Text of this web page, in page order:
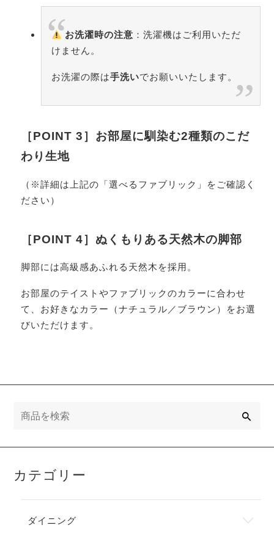
お洗濯時の注意 ：洗濯機はご利用いただ
けません。
お洗濯の際は手洗いでお願いいたします。
［POINT 3］お部屋に馴染む2種類のこだ
わり生地
（※詳細は上記の「選べるファブリック」をご確認く
ださい）
［POINT 4］ぬくもりある天然木の脚部
脚部には高級感あふれる天然木を採用。
お部屋のテイストやファブリックのカラーに合わせ
て、お好きなカラー（ナチュラル／ブラウン）をお選
びいただけます。
カテゴリー
ダイニング